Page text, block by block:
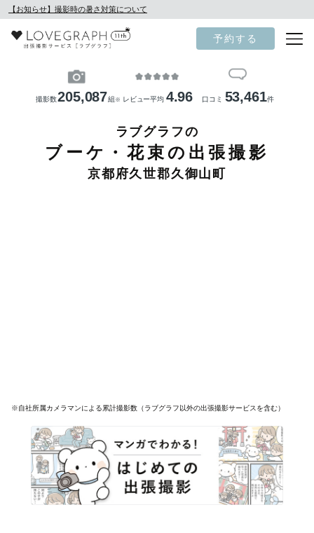
【お知らせ】撮影時の暑さ対策について
予約する
撮影数205,087組 ※ レビュー平均 4.96 口コミ 53,461件
ラブグラフの
ブーケ・花束の出張撮影
京都府久世郡久御山町
※自社所属カメラマンによる累計撮影数（ラブグラフ以外の出張撮影サービスを含む）